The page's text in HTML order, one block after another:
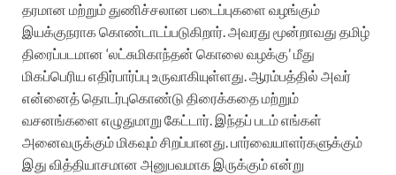
தரமான மற்றும் துணிச்சலான படைப்புகளை வழங்கும்
இயக்குநராக கொண்டாடப்படுகிறார். அவரது மூன்றாவது தமிழ்
திரைப்படமான ‘லட்சுமிகாந்தன் கொலை வழக்கு’ மீது
மிகப்பெரிய எதிர்பார்ப்பு உருவாகியுள்ளது. ஆரம்பத்தில் அவர்
என்னைத் தொடர்புகொண்டு திரைக்கதை மற்றும்
வசனங்களை எழுதுமாறு கேட்டார். இந்தப் படம் எங்கள்
அனைவருக்கும் மிகவும் சிறப்பானது. பார்வையாளர்களுக்கும்
இது வித்தியாசமான அனுபவமாக இருக்கும் என்று